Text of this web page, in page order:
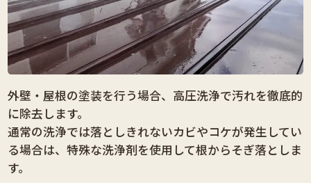
外壁・屋根の塗装を行う場合、高圧洗浄で汚れを徹底的
に除去します。
通常の洗浄では落としきれないカビやコケが発生してい
る場合は、特殊な洗浄剤を使用して根からそぎ落としま
す。